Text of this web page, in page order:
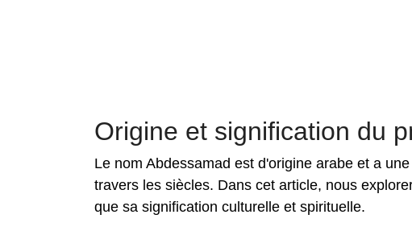
Origine et signification du
Le nom Abdessamad est d'origine arabe et a
travers les siècles. Dans cet article, nous
que sa signification culturelle et spirituelle.